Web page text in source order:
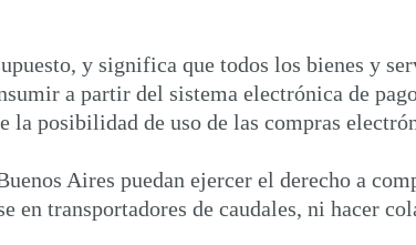
y significa que todos los bienes y
a partir del sistema electrónica de
posibilidad de uso de las compras
Aires puedan ejercer el derecho a
transportadores de caudales, ni hacer